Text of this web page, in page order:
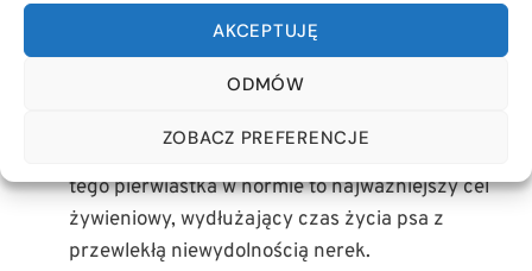
AKCEPTUJĘ
ODMÓW
ZOBACZ PREFERENCJE
skrót, tłumaczenie i co obejmuje w praktyce
tego pierwiastka w normie to najważniejszy cel
żywieniowy, wydłużający czas życia psa z
przewlekłą niewydolnością nerek.